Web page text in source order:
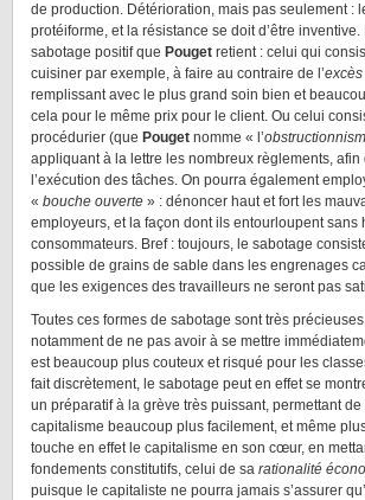
de production. Détérioration, mais pas seulement :
protéiforme, et la résistance se doit d’être inventive.
sabotage positif que Pouget retient : celui qui
cuisiner par exemple, à faire au contraire de l’
remplissant avec le plus grand soin bien et
cela pour le même prix pour le client. Ou celui
procédurier (que Pouget nomme « l’
appliquant à la lettre les nombreux règlements, afin
l’exécution des tâches. On pourra également
« bouche ouverte » : dénoncer haut et fort les
employeurs, et la façon dont ils entourloupent sans
consommateurs. Bref : toujours, le sabotage
possible de grains de sable dans les engrenages
que les exigences des travailleurs ne seront pas
Toutes ces formes de sabotage sont très
notamment de ne pas avoir à se mettre
est beaucoup plus couteux et risqué pour les
fait discrètement, le sabotage peut en effet se
un préparatif à la grève très puissant, permettant
capitalisme beaucoup plus facilement, et même
touche en effet le capitalisme en son cœur, en
fondements constitutifs, celui de sa rationalité
puisque le capitaliste ne pourra jamais s’assurer